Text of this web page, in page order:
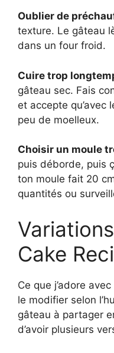
Oublier de
texture. Le gâteau
dans un four froid.
Cuire trop
gâteau sec. Fais
et accepte qu’avec
peu de moelleux.
Choisir un moule
puis déborde, puis
ton moule fait 20
quantités ou
Cake
Ce que j’adore
le modifier selon
gâteau à partager
d’avoir plusieurs